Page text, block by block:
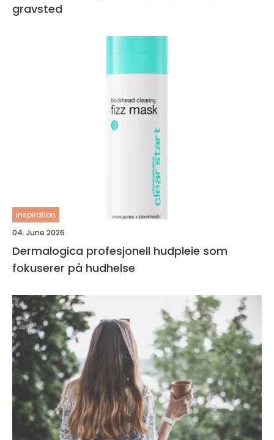
gravsted
inspiration
04. June 2026
Dermalogica profesjonell hudpleie som
fokuserer på hudhelse